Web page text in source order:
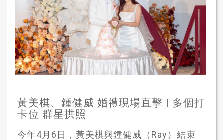
黃美棋、鍾健威 婚禮現場直擊 | 多個打
卡位 群星拱照
今年4月6日，黃美棋與鍾健威（Ray）結束